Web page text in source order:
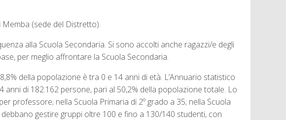
(sede del Distretto).
alla Scuola Secondaria. Si sono accolti anche ragazzi/e degli
per meglio affrontare la Scuola Secondaria.
della popolazione è tra 0 e 14 anni di età. L’Annuario statistico
di 182.162 persone, pari al 50,2% della popolazione totale. Lo
professore; nella Scuola Primaria di 2º grado a 35; nella Scuola
gestire gruppi oltre 100 e fino a 130/140 studenti, con